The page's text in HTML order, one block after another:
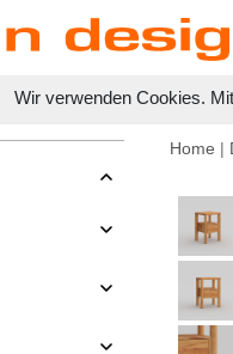
Wir verwenden Cookies.
Home |